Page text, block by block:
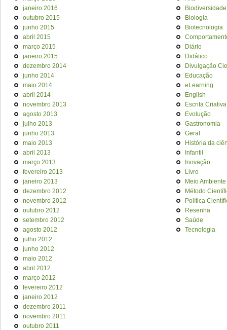
janeiro 2016
outubro 2015
junho 2015
abril 2015
março 2015
janeiro 2015
dezembro 2014
junho 2014
maio 2014
abril 2014
novembro 2013
agosto 2013
julho 2013
junho 2013
maio 2013
abril 2013
março 2013
fevereiro 2013
janeiro 2013
dezembro 2012
novembro 2012
outubro 2012
setembro 2012
agosto 2012
julho 2012
junho 2012
maio 2012
abril 2012
março 2012
fevereiro 2012
janeiro 2012
dezembro 2011
novembro 2011
outubro 2011
Biodiversidade
Biologia
Biotecnologia
Diário
Didático
Divulgação
Educação
eLearning
English
Escrita Criativa
Evolução
Gastronomia
Geral
História da
Infantil
Inovação
Livro
Meio Ambiente
Método
Política
Resenha
Saúde
Tecnologia